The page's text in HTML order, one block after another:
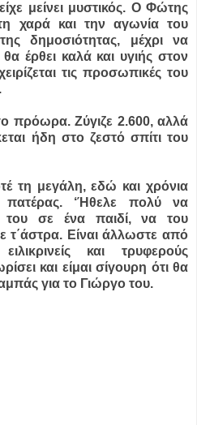
μείνει μυστικός. Ο Φώτης
χαρά και την αγωνία του
δημοσιότητας, μέχρι να
έρθει καλά και υγιής στον
τις προσωπικές του
πρόωρα. Ζύγιζε 2.600, αλλά
ήδη στο ζεστό σπίτι του
τη μεγάλη, εδώ και χρόνια
πατέρας. ‘Ήθελε πολύ να
του σε ένα παιδί, να του
τ΄άστρα. Είναι άλλωστε από
και τρυφερούς
και είμαι σίγουρη ότι θα
για το Γιώργο του.